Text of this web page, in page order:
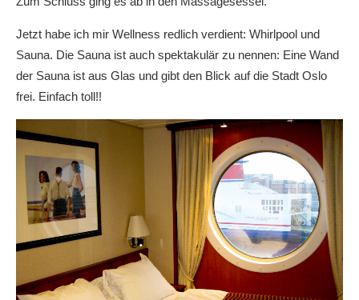
Jetzt habe ich mir Wellness redlich verdient: Whirlpool und
Sauna. Die Sauna ist auch spektakulär zu nennen: Eine Wand
der Sauna ist aus Glas und gibt den Blick auf die Stadt Oslo
frei. Einfach toll!!